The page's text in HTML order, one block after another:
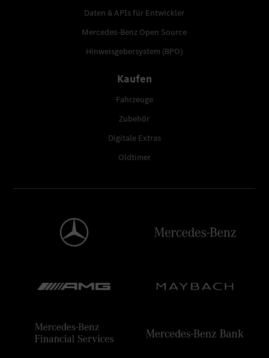
Daten & APIs für Entwickler
Mercedes-Benz Open Source
Hinweisgebersystem (BPO)
Kaufen
Fahrzeuge
Zubehör
Digitale Extras
Oldtimer